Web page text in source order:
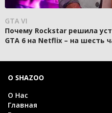
GTA VI
Почему Rockstar решила
GTA 6 на Netflix – на шесть
О SHAZOO
О Нас
Главная